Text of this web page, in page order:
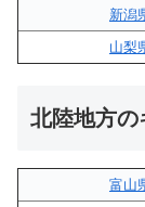
新潟
山梨
北陸地方の
富山